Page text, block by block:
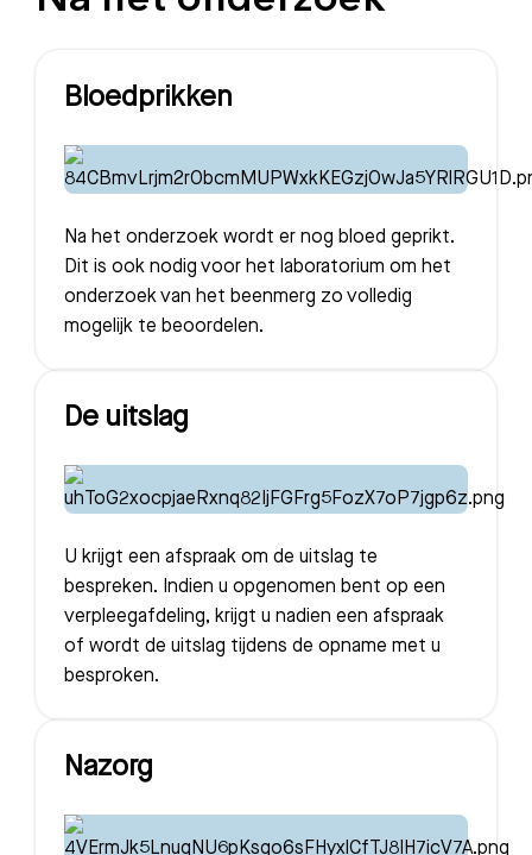
Bloedprikken
Na het onderzoek wordt er nog bloed geprikt.
Dit is ook nodig voor het laboratorium om het
onderzoek van het beenmerg zo volledig
mogelijk te beoordelen.
De uitslag
U krijgt een afspraak om de uitslag te
bespreken. Indien u opgenomen bent op een
verpleegafdeling, krijgt u nadien een afspraak
of wordt de uitslag tijdens de opname met u
besproken.
Nazorg